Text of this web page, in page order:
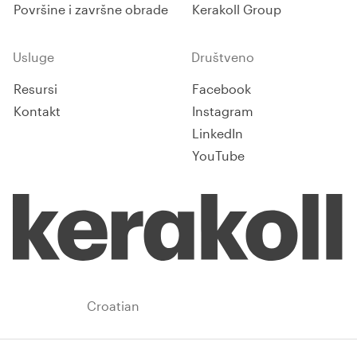
Površine i završne obrade
Kerakoll Group
Usluge
Resursi
Kontakt
Društveno
Facebook
Instagram
LinkedIn
YouTube
Croatian